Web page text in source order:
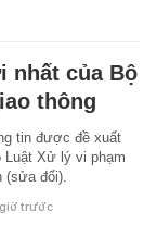
nhất của Bộ
thông
tin được đề xuất
Luật Xử lý vi phạm
(sửa đổi).
trước